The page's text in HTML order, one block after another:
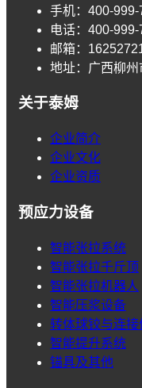
手机： 400-999-
电话： 400-999-
邮箱：
地址： 广西柳
关于泰姆
企业简介
企业文化
企业资质
预应力设备
智能张拉系统
智能张拉千斤顶
智能张拉机器人
智能压浆设备
转体球铰与连接
智能提升系统
锚具及其他